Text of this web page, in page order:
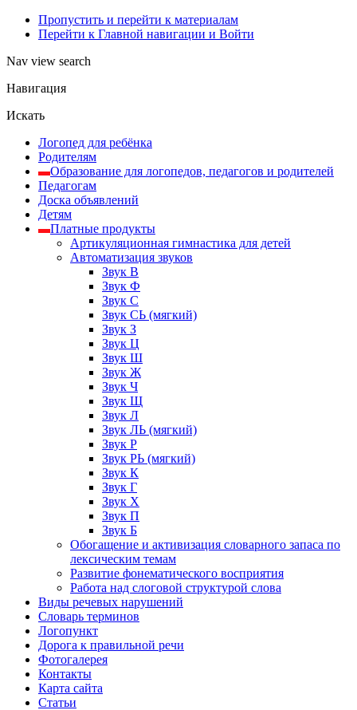
Пропустить и перейти к материалам
Перейти к Главной навигации и Войти
Nav view search
Навигация
Искать
Логопед для ребёнка
Родителям
Образование для логопедов, педагогов и родителей
Педагогам
Доска объявлений
Детям
Платные продукты
Артикуляционная гимнастика для детей
Автоматизация звуков
Звук В
Звук Ф
Звук С
Звук СЬ (мягкий)
Звук З
Звук Ц
Звук Ш
Звук Ж
Звук Ч
Звук Щ
Звук Л
Звук ЛЬ (мягкий)
Звук Р
Звук РЬ (мягкий)
Звук К
Звук Г
Звук Х
Звук П
Звук Б
Обогащение и активизация словарного запаса по
лексическим темам
Развитие фонематического восприятия
Работа над слоговой структурой слова
Виды речевых нарушений
Словарь терминов
Логопункт
Дорога к правильной речи
Фотогалерея
Контакты
Карта сайта
Статьи